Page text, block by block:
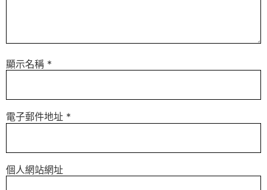
顯示名稱 *
電子郵件地址 *
個人網站網址